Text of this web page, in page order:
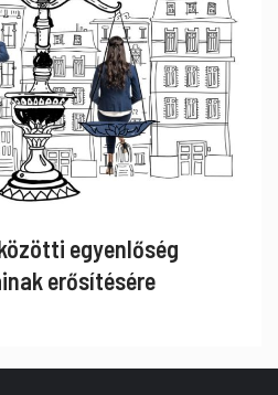
egyenlőség
erősítésére